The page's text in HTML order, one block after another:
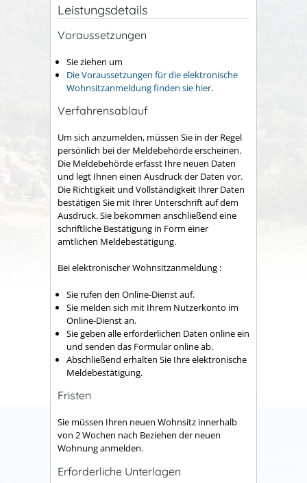
Leistungsdetails
Voraussetzungen
Sie ziehen um
Die Voraussetzungen für die elektronische
Wohnsitzanmeldung finden sie hier.
Verfahrensablauf
Um sich anzumelden, müssen Sie in der Regel
persönlich bei der Meldebehörde erscheinen.
Die Meldebehörde erfasst Ihre neuen Daten
und legt Ihnen einen Ausdruck der Daten vor.
Die Richtigkeit und Vollständigkeit Ihrer Daten
bestätigen Sie mit Ihrer Unterschrift auf dem
Ausdruck. Sie bekommen anschließend eine
schriftliche Bestätigung in Form einer
amtlichen Meldebestätigung.
Bei elektronischer Wohnsitzanmeldung :
Sie rufen den Online-Dienst auf.
Sie melden sich mit Ihrem Nutzerkonto im
Online-Dienst an.
Sie geben alle erforderlichen Daten online ein
und senden das Formular online ab.
Abschließend erhalten Sie Ihre elektronische
Meldebestätigung.
Fristen
Sie müssen Ihren neuen Wohnsitz innerhalb
von 2 Wochen nach Beziehen der neuen
Wohnung anmelden.
Erforderliche Unterlagen